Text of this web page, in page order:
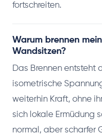
fortschreiten.
Warum brennen
Wandsitzen?
Das Brennen entsteht
isometrische
weiterhin Kraft, ohne
sich lokale Ermüdung
normal, aber scharfer